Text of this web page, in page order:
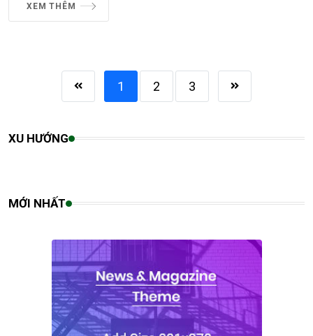
XEM THÊM
1 2 3
XU HƯỚNG
MỚI NHẤT